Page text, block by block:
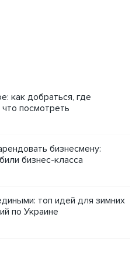
как добраться, где
что посмотреть
бизнесмену:
бизнес-класса
топ идей для зимних
по Украине